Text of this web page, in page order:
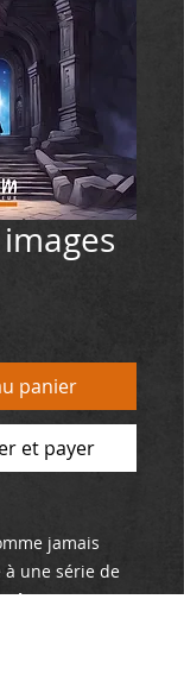
panier
et payer
jamais
une série de
.